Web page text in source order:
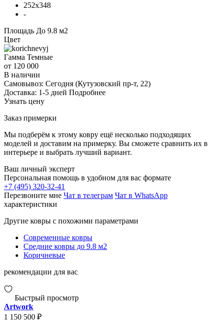
252x348
-
Площадь До 9.8 м2
Цвет
Гамма Темные
от 120 000
В наличии
Самовывоз: Сегодня (Кутузовский пр-т, 22)
Доставка: 1-5 дней Подробнее
Узнать цену
Заказ примерки
Мы подберём к этому ковру ещё несколько подходящих
моделей и доставим на примерку. Вы сможете сравнить их в
интерьере и выбрать лучший вариант.
Ваш личный эксперт
Персональная помощь в удобном для вас формате
+7 (495) 320-32-41
Перезвоните мне Чат в телеграм Чат в WhatsApp
характеристики
Другие ковры с похожими параметрами
Современные ковры
Средние ковры до 9.8 м2
Коричневые
рекомендации для вас
Быстрый просмотр
Artwork
1 150 500 ₽